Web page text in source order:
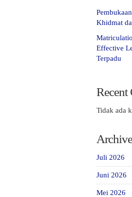
Khidmat
Effective
Terpadu
Recent
Tidak ada
Juli 2026
Juni 2026
Mei 2026